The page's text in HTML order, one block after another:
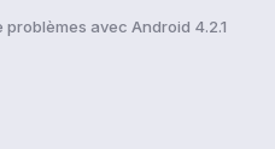
problèmes avec Android 4.2.1